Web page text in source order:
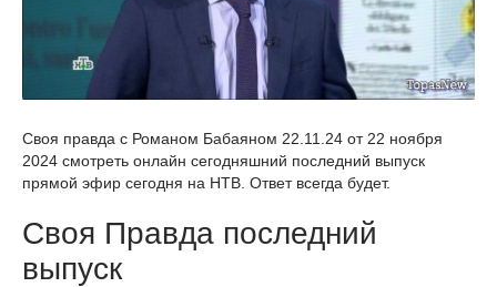
Своя правда с Романом Бабаяном 22.11.24 от 22 ноября
2024 смотреть онлайн сегодняшний последний выпуск
прямой эфир сегодня на НТВ. Ответ всегда будет.
Своя Правда последний
выпуск